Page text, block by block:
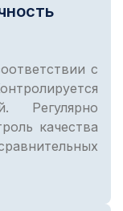
с
Регулярно
качества